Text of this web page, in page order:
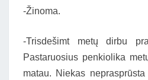
-Žinoma.
-Trisdešimt metų dirbu
Pastaruosius penkiolika
matau. Niekas